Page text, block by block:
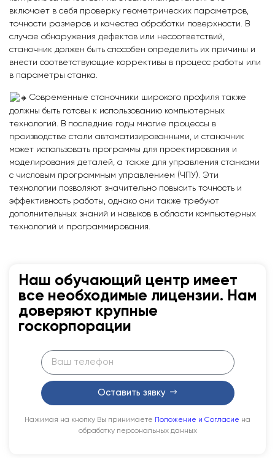
включает в себя проверку геометрических параметров,
точности размеров и качества обработки поверхности. В
случае обнаружения дефектов или несоответствий,
станочник должен быть способен определить их причины и
внести соответствующие коррективы в процесс работы или
в параметры станка.
Современные станочники широкого профиля также
должны быть готовы к использованию компьютерных
технологий. В последние годы многие процессы в
производстве стали автоматизированными, и станочник
может использовать программы для проектирования и
моделирования деталей, а также для управления станками
с числовым программным управлением (ЧПУ). Эти
технологии позволяют значительно повысить точность и
эффективность работы, однако они также требуют
дополнительных знаний и навыков в области компьютерных
технологий и программирования.
Наш обучающий центр имеет
все необходимые лицензии. Нам
доверяют крупные
госкорпорации
Оставить зявку
Нажимая на кнопку Вы принимаете Положение и Согласие на
обработку персональных данных